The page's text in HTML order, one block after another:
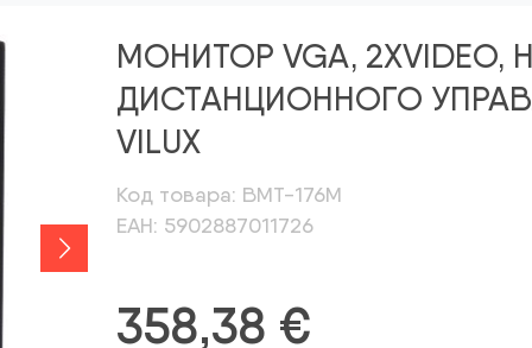
МОНИТОР VGA, 2XVIDEO,
ДИСТАНЦИОННОГО
VILUX
Код товара: ВМТ-176М
ЕАН: 5902887011726
358,38 €